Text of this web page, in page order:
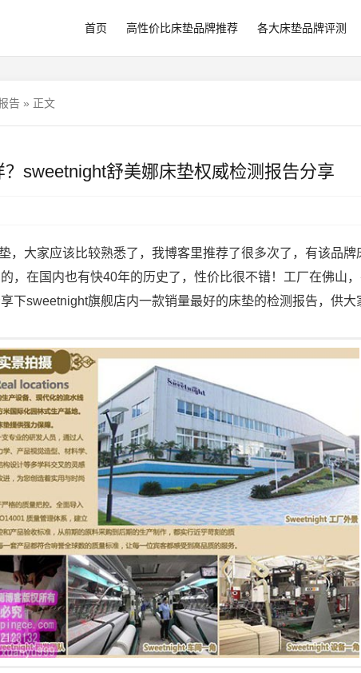
首页 高性价比床垫品牌推荐 各大床垫品牌评测
告 » 正文
sweetnight舒美娜床垫权威检测报告分享
，大家应该比较熟悉了，我博客里推荐了很多次了，有该品牌
，在国内也有快40年的历史了，性价比很不错！工厂在佛山
下sweetnight旗舰店内一款销量最好的床垫的检测报告，供大